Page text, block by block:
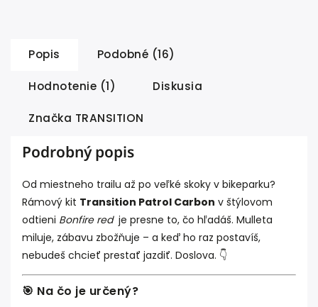
Popis Podobné (16)
Hodnotenie (1) Diskusia
Značka TRANSITION
Podrobný popis
Od miestneho trailu až po veľké skoky v bikeparku?
Rámový kit Transition Patrol Carbon v štýlovom
odtieni Bonfire red je presne to, čo hľadáš. Mulleta
miluje, zábavu zbožňuje – a keď ho raz postavíš,
nebudeš chcieť prestať jazdiť. Doslova. 👇
🎯 Na čo je určený?